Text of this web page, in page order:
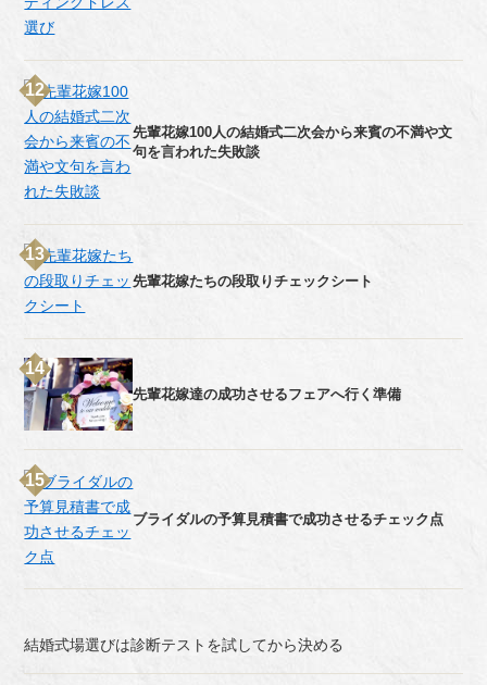
先輩花嫁100人の結婚式二次会から来賓の不満や文
句を言われた失敗談
先輩花嫁たちの段取りチェックシート
先輩花嫁達の成功させるフェアへ行く準備
ブライダルの予算見積書で成功させるチェック点
結婚式場選びは診断テストを試してから決める